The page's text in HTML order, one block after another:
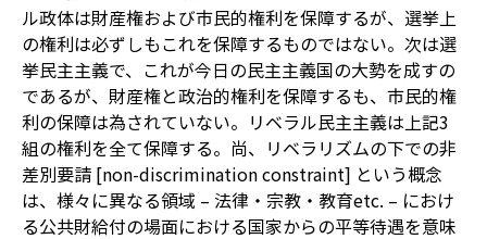
ル政体は財産権および市民的権利を保障するが、選挙上
の権利は必ずしもこれを保障するものではない。次は選
挙民主主義で、これが今日の民主主義国の大勢を成すの
であるが、財産権と政治的権利を保障するも、市民的権
利の保障は為されていない。リベラル民主主義は上記3
組の権利を全て保障する。尚、リベラリズムの下での非
差別要請 [non-discrimination constraint] という概念
は、様々に異なる領域 – 法律・宗教・教育etc. – におけ
る公共財給付の場面における国家からの平等待遇を意味